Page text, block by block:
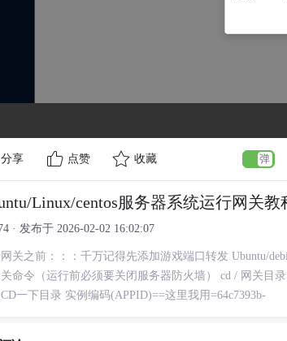
分享 点赞 收藏
Linux/centos服务器系统运行网关教
· 发布于 2026-02-02 16:02:07
关之前：：：千万记得先添加游戏端口转发 Ubuntu/
命令（运行前必须要关闭服务器防火墙） cd / 网关目
CD一下目录 实例编码(APPID)==这里我用=64c7393b-